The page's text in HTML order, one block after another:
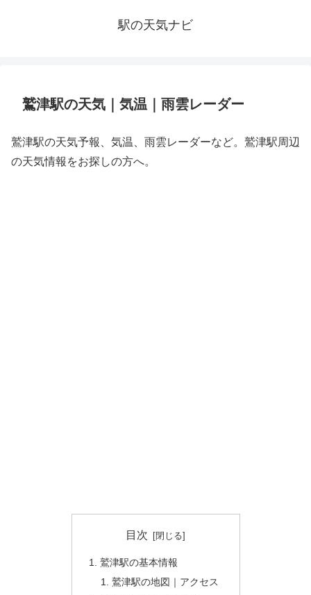
駅の天気ナビ
鷲津駅の天気｜気温｜雨雲レーダー
鷲津駅の天気予報、気温、雨雲レーダーなど。鷲津駅周辺
の天気情報をお探しの方へ。
目次
鷲津駅の基本情報
鷲津駅の地図｜アクセス